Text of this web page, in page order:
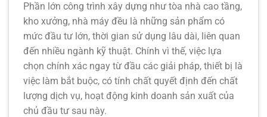
Phần lớn công trình xây dựng như tòa nhà cao tầng,
kho xưởng, nhà máy đều là những sản phẩm có
mức đầu tư lớn, thời gian sử dụng lâu dài, liên quan
đến nhiều ngành kỹ thuật. Chính vì thế, việc lựa
chọn chính xác ngay từ đầu các giải pháp, thiết bị là
việc làm bắt buộc, có tính chất quyết định đến chất
lượng dịch vụ, hoạt động kinh doanh sản xuất của
chủ đầu tư sau này.